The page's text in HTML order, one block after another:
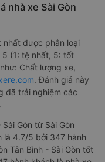
nhà xe Sài Gòn
nhất được phân loại
(1: tệ nhất, 5: tốt
Chất lượng xe,
. Đánh giá này
đã trải nghiệm các
Gòn từ Sài Gòn
là 4.7/5 bởi 347 hành
Tân Bình - Sài Gòn tốt